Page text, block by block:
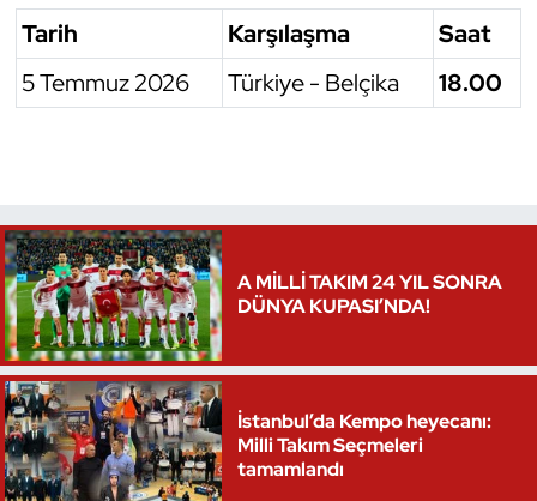
Tarih Karşılaşma
Saat
5 Temmuz 2026
Türkiye - Belçika 18.00
A MİLLİ TAKIM 24 YIL SONRA
DÜNYA KUPASI’NDA!
İstanbul’da Kempo heyecanı:
Milli Takım Seçmeleri
tamamlandı
Triatlon
Voleybol
Wushu Kungfu
Yelken
Yüzme